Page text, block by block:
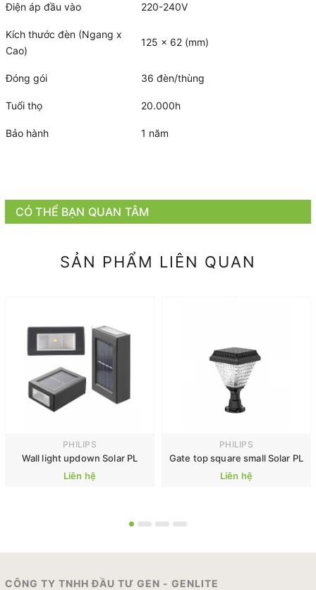
Điện áp đầu vào 220-240V
Kích thước đèn (Ngang x
Cao)
125 x 62 (mm)
Đóng gói 36 đèn/thùng
Tuổi thọ 20.000h
Bảo hành 1 năm
CÓ THỂ BẠN QUAN TÂM
SẢN PHẨM LIÊN QUAN
PHILIPS
Wall light updown Solar PL
Liên hệ
PHILIPS
Gate top square small Solar PL
Liên hệ
CÔNG TY TNHH ĐẦU TƯ GEN - GENLITE